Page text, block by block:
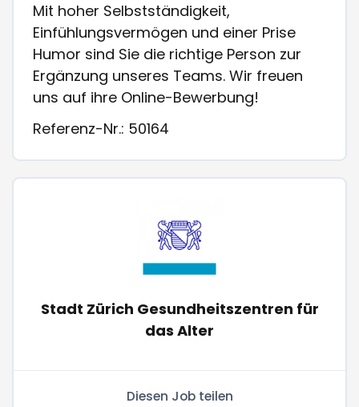
Mit hoher Selbstständigkeit,
Einfühlungsvermögen und einer Prise
Humor sind Sie die richtige Person zur
Ergänzung unseres Teams. Wir freuen
uns auf ihre Online-Bewerbung!
Referenz-Nr.: 50164
Stadt Zürich Gesundheitszentren für
das Alter
Diesen Job teilen